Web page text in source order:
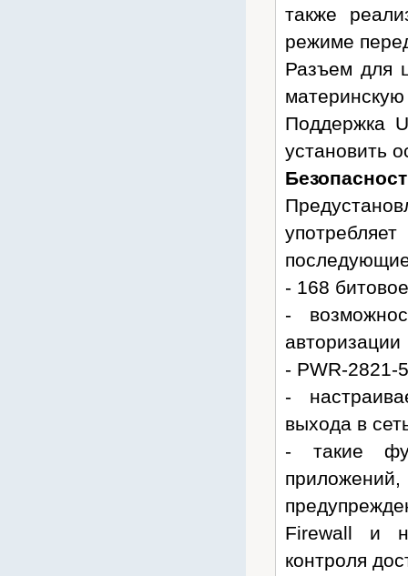
также
режиме
Разъем для
материнскую
Поддержка
установить
- 168
-
авторизации
- PWR-2821-
-
выхода в
- такие
Firewall и
контроля